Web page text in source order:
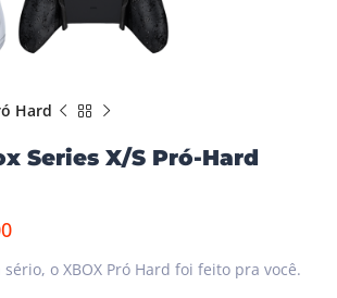
Hard
Series X/S Pró-Hard
sério, o XBOX Pró Hard foi feito pra você.